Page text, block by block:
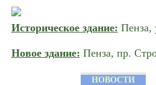
Историческое здание: Пенза,
Новое здание: Пенза, пр.
НОВОСТИ